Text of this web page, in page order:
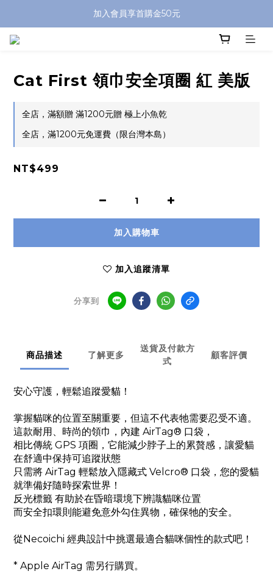
加入會員享首購金50元
Cat First 領巾安全項圈 紅 美版
全店，滿額贈 滿1200元贈 極上小魚乾
全店，滿1200元免運費（限台灣本島）
NT$499
加入購物車
加入追蹤清單
分享到
商品描述 了解更多
送貨及付款方
式
顧客評價
安心守護，輕鬆追蹤愛貓！
掌握貓咪的位置至關重要，但這不代表牠需要忍受不適。
這款耐用、時尚的領巾，內建 AirTag® 口袋，
相比傳統 GPS 項圈，它能減少脖子上的累贅感，讓愛貓
在舒適中保持可追蹤狀態
只需將 AirTag 輕鬆放入隱藏式 Velcro® 口袋，您的愛貓
就準備好隨時探索世界！
反光標籤 有助於在昏暗環境下辨識貓咪位置
而安全扣環則能避免意外勾住異物，確保牠的安全。
從Necoichi 經典設計中挑選最適合貓咪個性的款式吧！
* Apple AirTag 需另行購買。